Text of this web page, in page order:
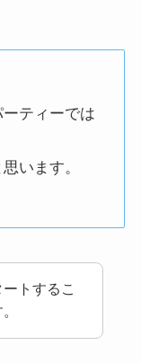
ティーでは
います。
トするこ